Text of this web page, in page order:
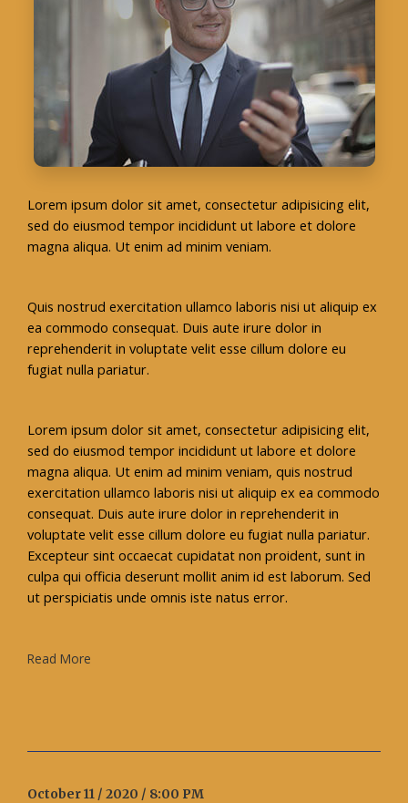
Lorem ipsum dolor sit amet, consectetur adipisicing elit,
sed do eiusmod tempor incididunt ut labore et dolore
magna aliqua. Ut enim ad minim veniam.
Quis nostrud exercitation ullamco laboris nisi ut aliquip ex
ea commodo consequat. Duis aute irure dolor in
reprehenderit in voluptate velit esse cillum dolore eu
fugiat nulla pariatur.
Lorem ipsum dolor sit amet, consectetur adipisicing elit,
sed do eiusmod tempor incididunt ut labore et dolore
magna aliqua. Ut enim ad minim veniam, quis nostrud
exercitation ullamco laboris nisi ut aliquip ex ea commodo
consequat. Duis aute irure dolor in reprehenderit in
voluptate velit esse cillum dolore eu fugiat nulla pariatur.
Excepteur sint occaecat cupidatat non proident, sunt in
culpa qui officia deserunt mollit anim id est laborum. Sed
ut perspiciatis unde omnis iste natus error.
Read More
October 11 / 2020 / 8:00 PM